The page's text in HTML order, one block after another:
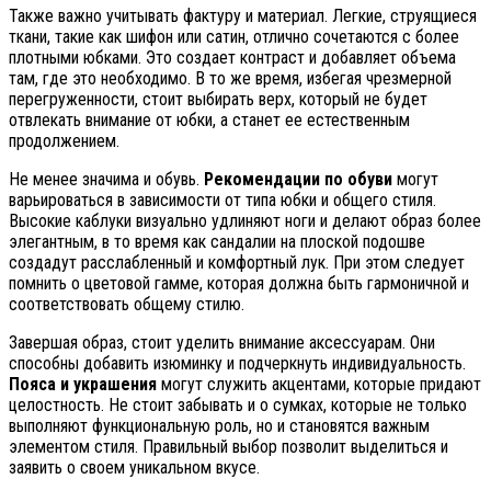
Также важно учитывать фактуру и материал. Легкие, струящиеся
ткани, такие как шифон или сатин, отлично сочетаются с более
плотными юбками. Это создает контраст и добавляет объема
там, где это необходимо. В то же время, избегая чрезмерной
перегруженности, стоит выбирать верх, который не будет
отвлекать внимание от юбки, а станет ее естественным
продолжением.
Не менее значима и обувь. Рекомендации по обуви могут
варьироваться в зависимости от типа юбки и общего стиля.
Высокие каблуки визуально удлиняют ноги и делают образ более
элегантным, в то время как сандалии на плоской подошве
создадут расслабленный и комфортный лук. При этом следует
помнить о цветовой гамме, которая должна быть гармоничной и
соответствовать общему стилю.
Завершая образ, стоит уделить внимание аксессуарам. Они
способны добавить изюминку и подчеркнуть индивидуальность.
Пояса и украшения могут служить акцентами, которые придают
целостность. Не стоит забывать и о сумках, которые не только
выполняют функциональную роль, но и становятся важным
элементом стиля. Правильный выбор позволит выделиться и
заявить о своем уникальном вкусе.